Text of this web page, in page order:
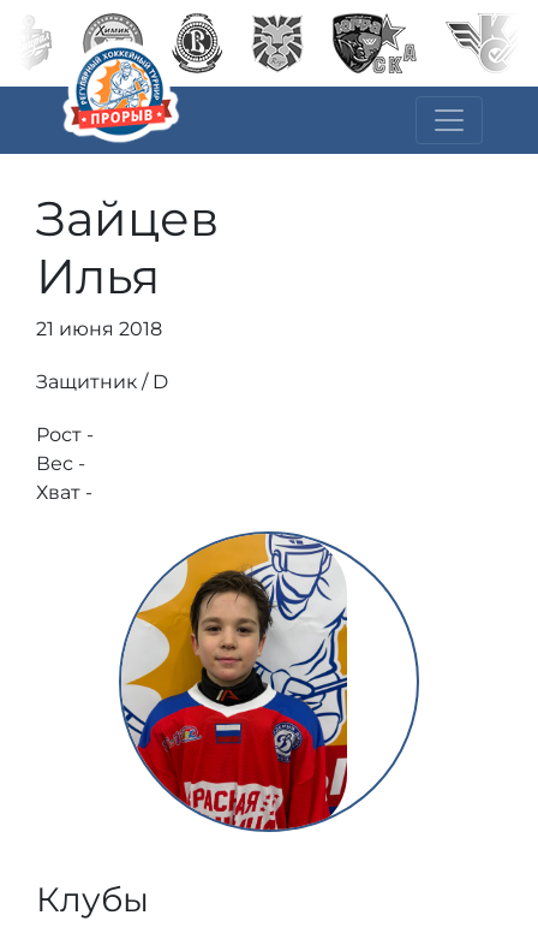
Зайцев
Илья
21 июня 2018
Защитник / D
Рост -
Вес -
Хват -
Клубы